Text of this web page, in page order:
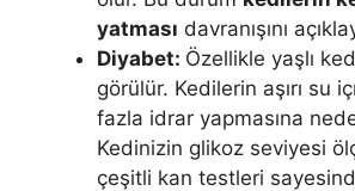
yatması davranışını
Diyabet: Özellikle yaşlı
görülür. Kedilerin aşırı su
fazla idrar yapmasına
Kedinizin glikoz seviyesi
çeşitli kan testleri